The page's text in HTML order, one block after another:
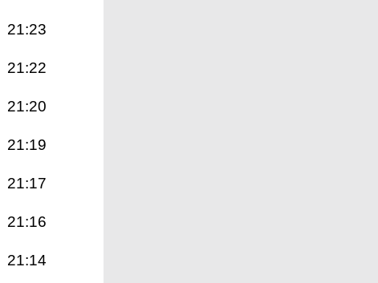
21:23
21:22
21:20
21:19
21:17
21:16
21:14